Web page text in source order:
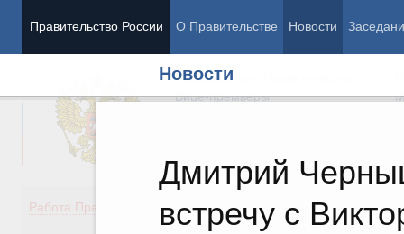
Правительство России О Правительстве Новости
Новости
Дмитрий
встречу с
Председатель Правительства
Вице-премьеры
Работа Правительства
Демография
Здоровье